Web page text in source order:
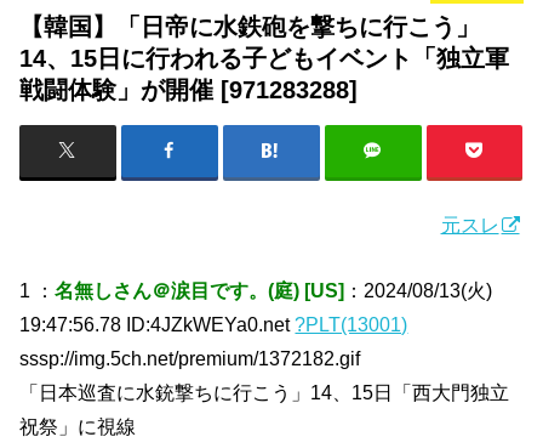
【韓国】「日帝に水鉄砲を撃ちに行こう」
14、15日に行われる子どもイベント「独立軍
戦闘体験」が開催 [971283288]
元スレ
1 ：名無しさん＠涙目です。(庭) [US] ：2024/08/13(火)
19:47:56.78 ID:4JZkWEYa0.net?PLT(13001)
sssp://img.5ch.net/premium/1372182.gif
「日本巡査に水銃撃ちに行こう」14、15日「西大門独立
祝祭」に視線